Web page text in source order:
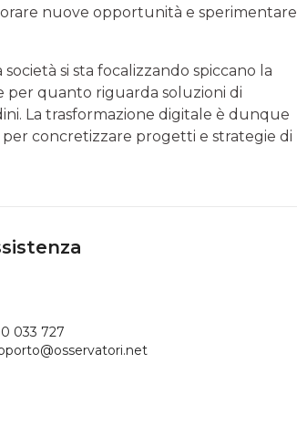
nuove opportunità e sperimentare
si sta focalizzando spiccano la
per quanto riguarda soluzioni di
La trasformazione digitale è dunque
concretizzare progetti e strategie di
033 727